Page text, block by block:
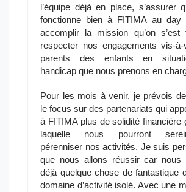
l’équipe déjà en place, s’assurer
fonctionne bien à FITIMA au day
accomplir la mission qu’on s’est
respecter nos engagements vis-
parents des enfants en
handicap que nous prenons en
Pour les mois à venir, je prévois
le focus sur des partenariats qui
à FITIMA plus de solidité financière
laquelle nous pourront
pérenniser nos activités. Je suis
que nous allons réussir car nous
déjà quelque chose de fantastique
domaine d’activité isolé. Avec une